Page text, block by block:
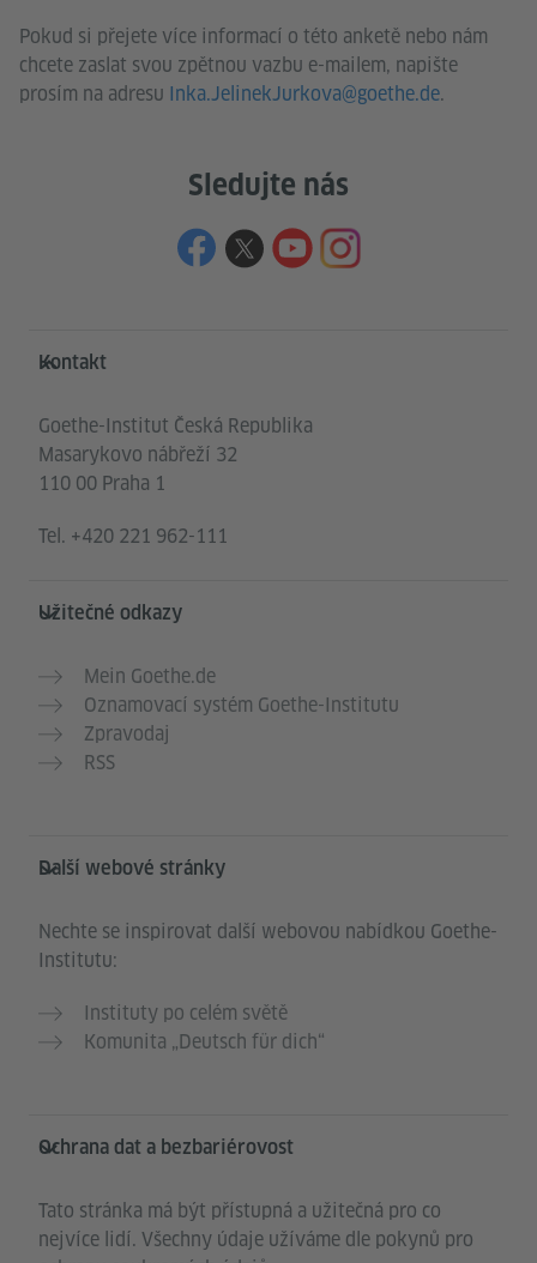
Pokud si přejete více informací o této anketě nebo nám
chcete zaslat svou zpětnou vazbu e-mailem, napište
prosím na adresu Inka.JelinekJurkova@goethe.de.
Sledujte nás
Service- und Informationsbereich
Kontakt
Goethe-Institut Česká Republika
Masarykovo nábřeží 32
110 00 Praha 1
Tel. +420 221 962-111
Užitečné odkazy
Mein Goethe.de
Oznamovací systém Goethe-Institutu
Zpravodaj
RSS
Další webové stránky
Nechte se inspirovat další webovou nabídkou Goethe-
Institutu:
Instituty po celém světě
Komunita „Deutsch für dich“
Ochrana dat a bezbariérovost
Tato stránka má být přístupná a užitečná pro co
nejvíce lidí. Všechny údaje užíváme dle pokynů pro